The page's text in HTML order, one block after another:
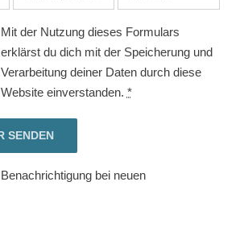
Mit der Nutzung dieses Formulars
erklärst du dich mit der Speicherung und
Verarbeitung deiner Daten durch diese
Website einverstanden. *
Benachrichtigung bei neuen